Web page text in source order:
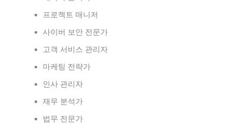
프로젝트 매니저
사이버 보안 전문가
고객 서비스 관리자
마케팅 전략가
인사 관리자
재무 분석가
법무 전문가